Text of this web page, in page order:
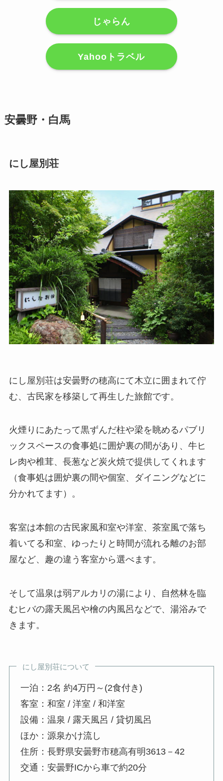
じゃらん
Yahooトラベル
安曇野・白馬
にし屋別荘
にし屋別荘は安曇野の穂高にて木立に囲まれて佇
む、古民家を移築して再生した旅館です。
火煙りにあたって黒ずんだ柱や梁を眺めるパブリ
ックスペースの食事処に囲炉裏の間があり、牛ヒ
レ肉や椎茸、長葱など炭火焼で提供してくれます
（食事処は囲炉裏の間や個室、ダイニングなどに
分かれてます）。
客室は本館の古民家風和室や洋室、茶室風で落ち
着いてる和室、ゆったりと時間が流れる離のお部
屋など、趣の違う客室から選べます。
そして温泉は弱アルカリの湯により、自然林を臨
むヒバの露天風呂や檜の内風呂などで、湯浴みで
きます。
にし屋別荘について
一泊：2名 約4万円～(2食付き)
客室：和室 / 洋室 / 和洋室
設備：温泉 / 露天風呂 / 貸切風呂
ほか：源泉かけ流し
住所：長野県安曇野市穂高有明3613－42
交通：安曇野ICから車で約20分